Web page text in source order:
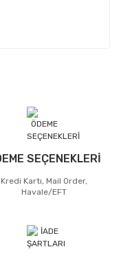
SEÇENEKLERİ
Kredi Kartı, Mail Order,
Havale/EFT